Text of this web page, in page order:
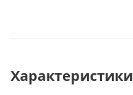
Характеристики